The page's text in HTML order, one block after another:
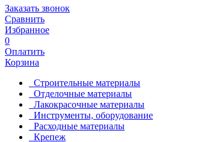
Заказать звонок
Сравнить
Избранное
0
Оплатить
Корзина
Строительные материалы
Отделочные материалы
Лакокрасочные материалы
Инструменты, оборудование
Расходные материалы
Крепеж